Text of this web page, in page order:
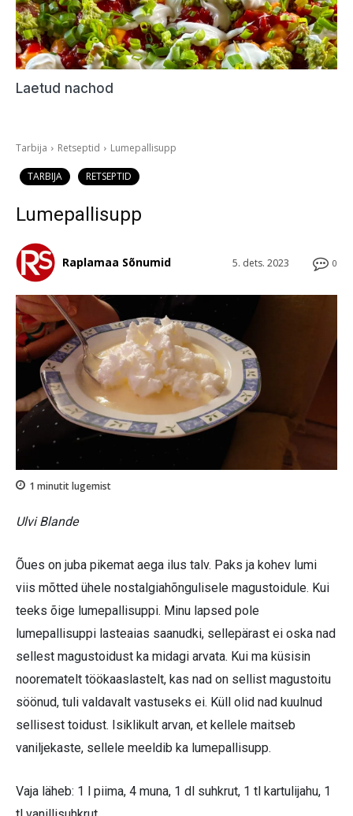
Laetud nachod